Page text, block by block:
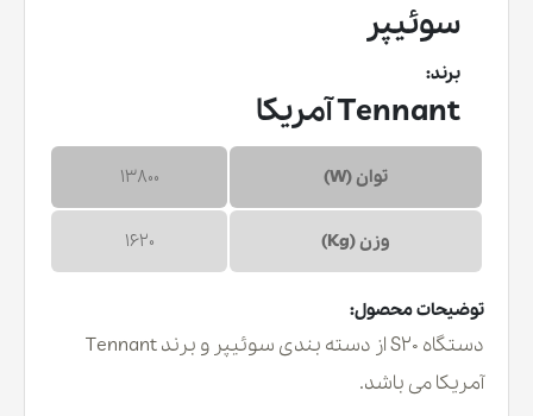
سوئیپر
برند:
Tennant آمریکا
توان (W) 13800
وزن (Kg) 1620
توضیحات محصول:
دستگاه S20 از دسته بندی سوئیپر و برند Tennant
آمریکا می باشد.